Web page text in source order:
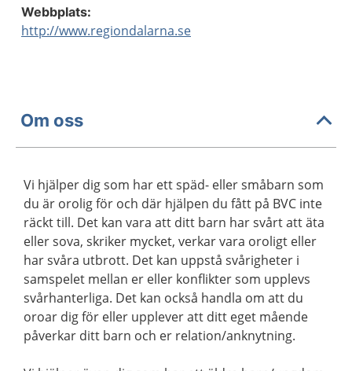
Webbplats:
http://www.regiondalarna.se
Om oss
Vi hjälper dig som har ett späd- eller småbarn som
du är orolig för och där hjälpen du fått på BVC inte
räckt till. Det kan vara att ditt barn har svårt att äta
eller sova, skriker mycket, verkar vara oroligt eller
har svåra utbrott. Det kan uppstå svårigheter i
samspelet mellan er eller konflikter som upplevs
svårhanterliga. Det kan också handla om att du
oroar dig för eller upplever att ditt eget mående
påverkar ditt barn och er relation/anknytning.